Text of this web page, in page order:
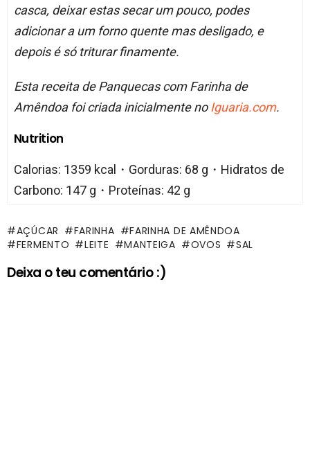
casca, deixar estas secar um pouco, podes
adicionar a um forno quente mas desligado, e
depois é só triturar finamente.
Esta receita de Panquecas com Farinha de
Amêndoa foi criada inicialmente noIguaria.com.
Nutrition
Calorias: 1359 kcal・Gorduras: 68 g・Hidratos de
Carbono: 147 g・Proteínas: 42 g
AÇÚCAR FARINHA
FARINHA DE AMÊNDOA
FERMENTO
LEITE MANTEIGA OVOS SAL
Deixa o teu comentário :)